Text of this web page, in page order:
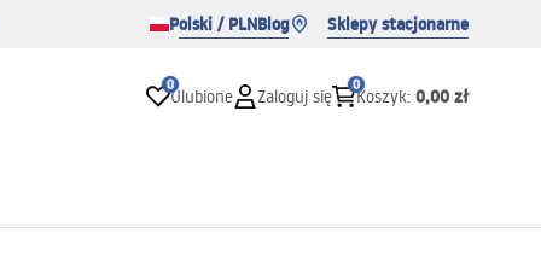
Polski / PLNBlog Sklepy stacjonarne
0
Ulubione Zaloguj się
0
Koszyk: 0,00 zł